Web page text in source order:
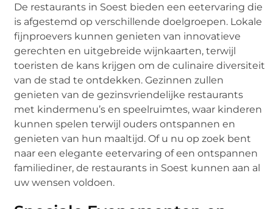
De restaurants in Soest bieden een eetervaring die
is afgestemd op verschillende doelgroepen. Lokale
fijnproevers kunnen genieten van innovatieve
gerechten en uitgebreide wijnkaarten, terwijl
toeristen de kans krijgen om de culinaire diversiteit
van de stad te ontdekken. Gezinnen zullen
genieten van de gezinsvriendelijke restaurants
met kindermenu’s en speelruimtes, waar kinderen
kunnen spelen terwijl ouders ontspannen en
genieten van hun maaltijd. Of u nu op zoek bent
naar een elegante eetervaring of een ontspannen
familiediner, de restaurants in Soest kunnen aan al
uw wensen voldoen.